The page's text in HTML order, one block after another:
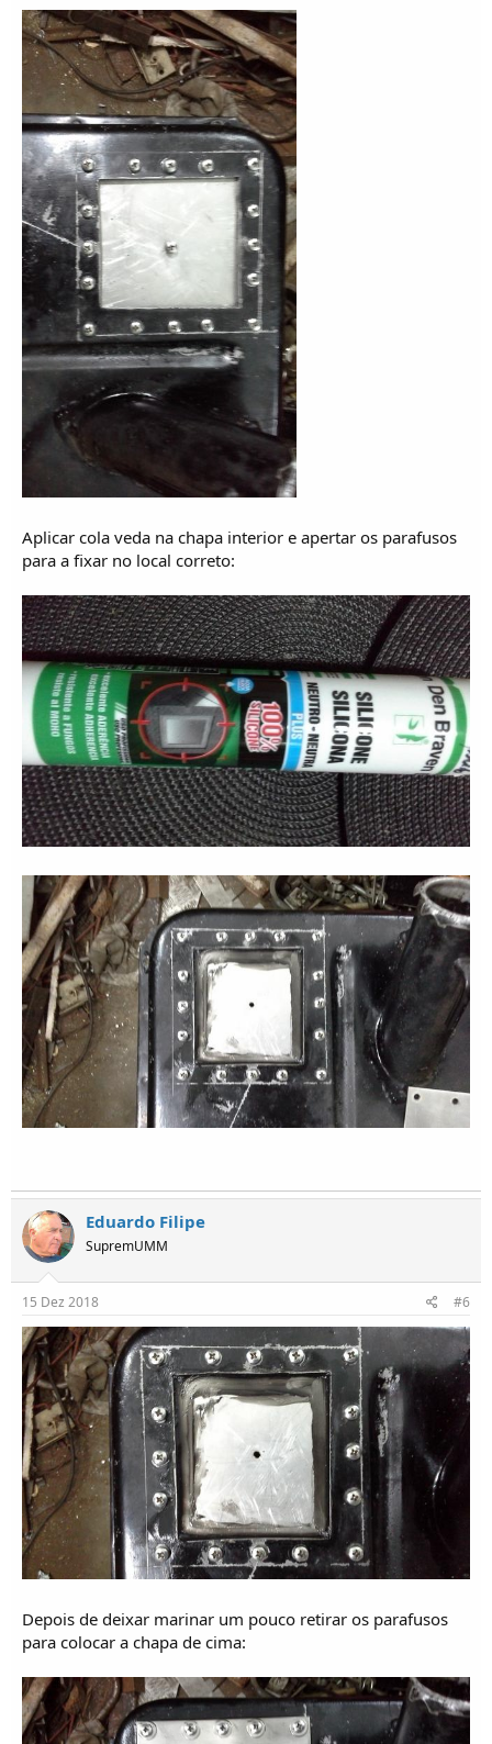
Aplicar cola veda na chapa interior e apertar os parafusos
para a fixar no local correto:
Eduardo Filipe
SupremUMM
15 Dez 2018 #6
Depois de deixar marinar um pouco retirar os parafusos
para colocar a chapa de cima: